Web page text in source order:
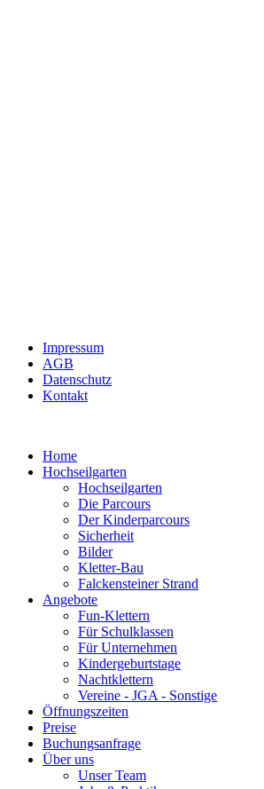
Impressum
AGB
Datenschutz
Kontakt
Home
Hochseilgarten
Hochseilgarten
Die Parcours
Der Kinderparcours
Sicherheit
Bilder
Kletter-Bau
Falckensteiner Strand
Angebote
Fun-Klettern
Für Schulklassen
Für Unternehmen
Kindergeburtstage
Nachtklettern
Vereine - JGA - Sonstige
Öffnungszeiten
Preise
Buchungsanfrage
Über uns
Unser Team